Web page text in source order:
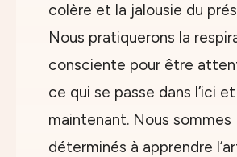
colère et la jalousie du
Nous pratiquerons la
consciente pour être
ce qui se passe dans l’ici
maintenant. Nous sommes
déterminés à apprendre